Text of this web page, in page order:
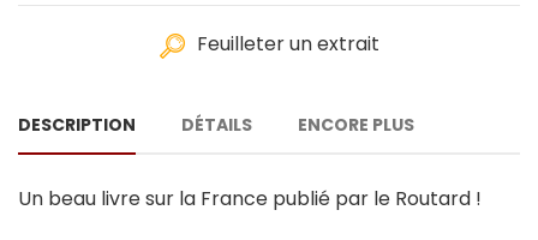
Feuilleter un extrait
DESCRIPTION DÉTAILS ENCORE PLUS
Un beau livre sur la France publié par le Routard !